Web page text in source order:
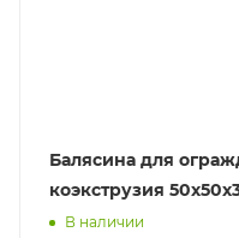
Балясина для
В наличии